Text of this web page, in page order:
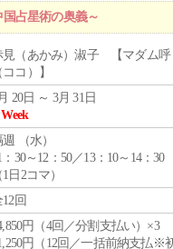
占星術の奥義～
見（あかみ）淑子 【マダム呼
ココ）】
20日 ～ 3月 31日
週 （水）
：30～12：50／13：10～14：30
1日2コマ）
回
円（4回／分割支払い）×3
円（12回／一括前納支払※